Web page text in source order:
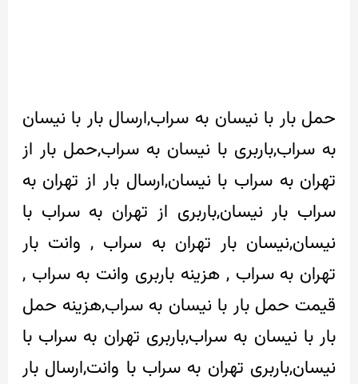
حمل بار با نیسان به سراب,ارسال بار با نیسان
به سراب,باربری با نیسان به سراب,حمل بار از
تهران به سراب با نیسان,ارسال بار از تهران به
سراب بار نیسان,باربری از تهران به سراب با
نیسان,نیسان بار تهران به سراب , وانت بار
تهران به سراب , هزینه باربری وانت به سراب ,
قیمت حمل بار با نیسان به سراب,هزینه حمل
بار با نیسان به سراب,باربری تهران به سراب با
نیسان,باربری تهران به سراب با وانت,ارسال بار